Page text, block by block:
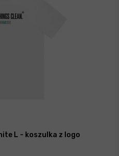
L - koszulka z logo